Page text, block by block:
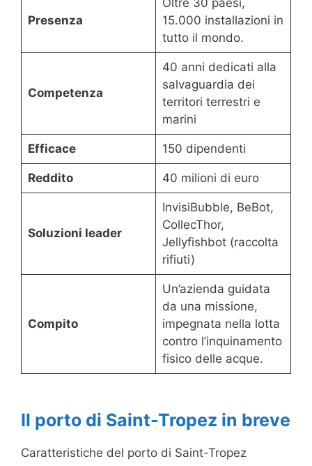
Presenza
15.000 installazioni in
tutto il mondo.
Competenza
40 anni dedicati alla
salvaguardia dei
territori terrestri e
marini
Efficace 150 dipendenti
Reddito 40 milioni di euro
Soluzioni leader
InvisiBubble, BeBot,
CollecThor,
Jellyfishbot (raccolta
rifiuti)
Compito
Un’azienda guidata
da una missione,
impegnata nella lotta
contro l’inquinamento
fisico delle acque.
Il porto di Saint-Tropez in breve
Caratteristiche del porto di Saint-Tropez